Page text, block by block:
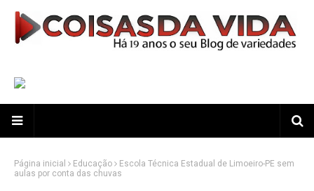
Página inicial Educação
Escola Técnica Estadual de Limoeiro-PE sem
aulas por conta das chuvas